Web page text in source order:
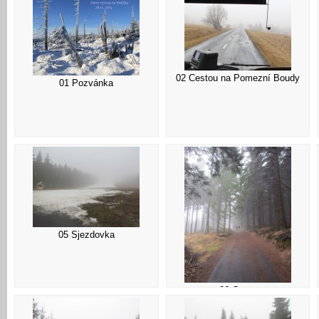
01 Pozvánka 02 Cestou na Pomezní Boudy
05 Sjezdovka
06 Cesta